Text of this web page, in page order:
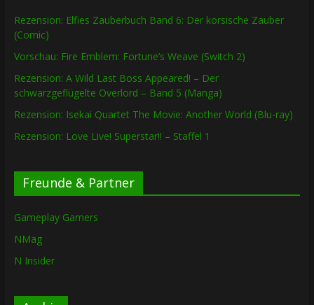
Rezension: Elfies Zauberbuch Band 6: Der korsische Zauber
(Comic)
Vorschau: Fire Emblem: Fortune’s Weave (Switch 2)
Rezension: A Wild Last Boss Appeared! – Der
schwarzgeflügelte Overlord – Band 5 (Manga)
Rezension: Isekai Quartet The Movie: Another World (Blu-ray)
Rezension: Love Live! Superstar!! – Staffel 1
Freunde & Partner
Gameplay Gamers
NMag
N Insider